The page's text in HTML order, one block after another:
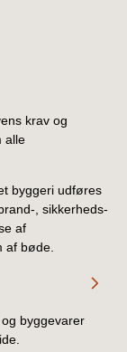
krav og
alle
byggeri udføres
, sikkerheds-
af
af bøde.
byggevarer